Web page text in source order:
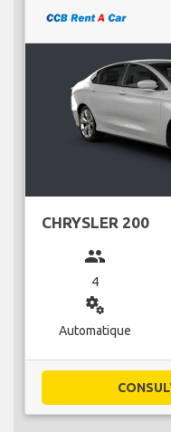
CHRYSLER 200
group
4
miscellaneous_services
Automatique